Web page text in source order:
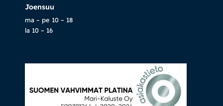
Joensuu
ma – pe 10 – 18
la 10 – 16